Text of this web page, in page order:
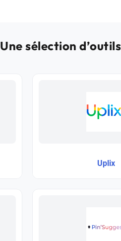
Une sélection
Uplix